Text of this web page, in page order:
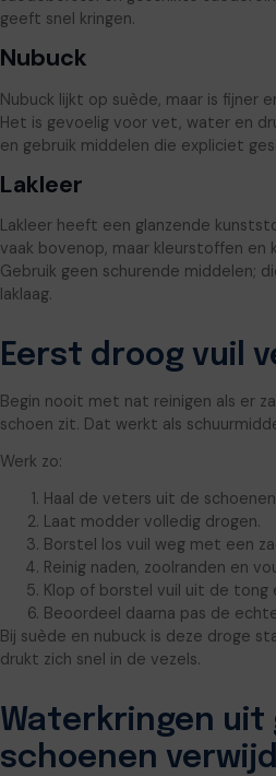
geeft snel kringen.
Nubuck
Nubuck lijkt op suède, maar is fijner
Het is gevoelig voor vet, water en
en gebruik middelen die expliciet
Lakleer
Lakleer heeft een glanzende
vaak bovenop, maar kleurstoffen en
Gebruik geen schurende middelen;
laklaag.
Eerst droog vuil
Begin nooit met nat reinigen als er
schoen zit. Dat werkt als
Werk zo:
Haal de veters uit de
Laat modder volledig drogen.
Borstel los vuil weg met een
Reinig naden, zoolranden en
Klop of borstel vuil uit de tong
Beoordeel daarna pas de
Bij suède en nubuck is deze droge
drukt zich snel in de vezels.
Waterkringen uit
schoenen